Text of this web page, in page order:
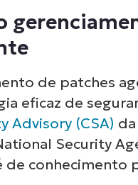
de patches
eficaz de
Advisory (CSA)
Security
de conhecimento